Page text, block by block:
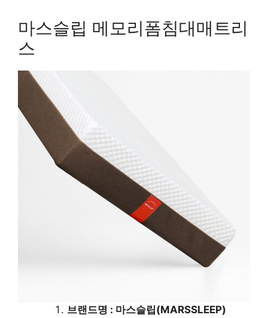
마스슬립 메모리폼침대매트리
스
브랜드명 : 마스슬립(MARSSLEEP)